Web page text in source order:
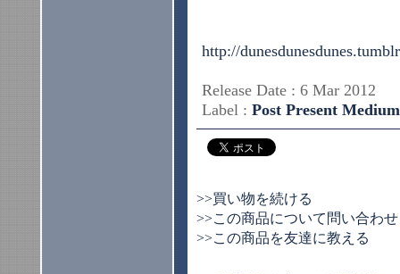
http://
Release Date : 6 Mar 2012
Label : Post Present Medium
>>買い物を続ける
>>この商品について問い合わ
>>この商品を友達に教える